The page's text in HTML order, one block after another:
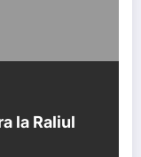
la Raliul